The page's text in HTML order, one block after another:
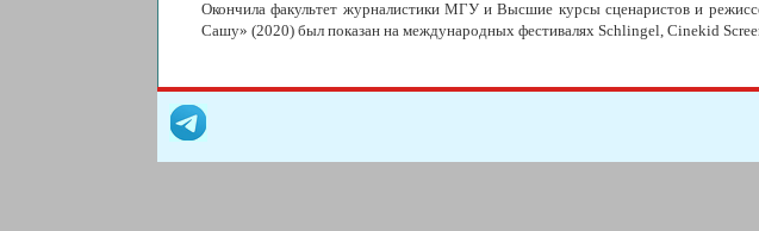
Окончила факультет журналистики МГУ и Высшие курсы сценаристов и
Сашу» (2020) был показан на международных фестивалях Schlingel, Cinekid